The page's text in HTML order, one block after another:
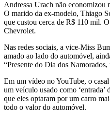
Andressa Urach não economizou
O marido da ex-modelo, Thiago
que custou cerca de R$ 110 mil.
Chevrolet.
Nas redes sociais, a vice-Miss
amado ao lado do automóvel,
“Presente do Dia dos
Em um vídeo no YouTube, o
um veículo usado como
que eles optaram por um carro
todo o valor do automóvel.